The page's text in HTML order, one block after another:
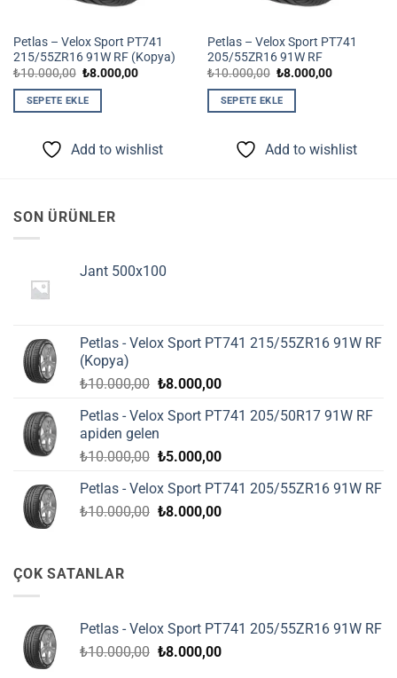
Petlas – Velox Sport PT741
215/55ZR16 91W RF (Kopya)
₺10.000,00 Orijinal
₺10.000,00.
₺8.000,00Şu
SEPETE EKLE
Add to wishlist
Petlas – Velox Sport PT741
205/55ZR16 91W RF
₺10.000,00 Orijinal
₺10.000,00.
₺8.000,00Şu
SEPETE EKLE
Add to wishlist
SON ÜRÜNLER
Jant 500x100
Petlas - Velox Sport PT741 215/55ZR16 91W RF
(Kopya)
₺10.000,00 Orijinal
₺10.000,00.
₺8.000,00Şu
fiyat:
Petlas - Velox Sport PT741 205/50R17 91W RF
apiden gelen
₺10.000,00 Orijinal
₺10.000,00.
₺5.000,00Şu
fiyat:
₺5.000,00.
Petlas - Velox Sport PT741 205/55ZR16 91W RF
₺10.000,00 Orijinal
₺8.000,00Şu
ÇOK SATANLAR
Petlas - Velox Sport PT741 205/55ZR16 91W RF
₺10.000,00 Orijinal
₺8.000,00Şu